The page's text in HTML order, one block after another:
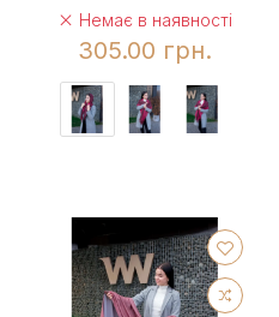
Немає в наявності
305.00 грн.